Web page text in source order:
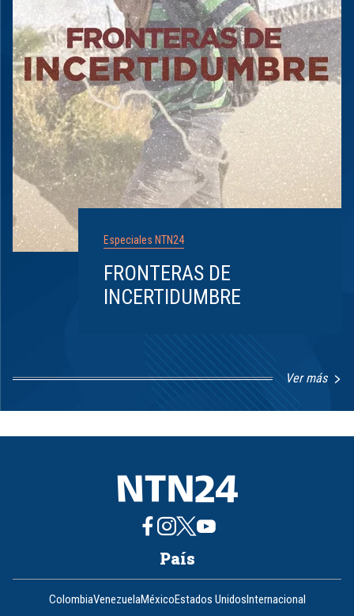
Especiales NTN24
FRONTERAS DE
INCERTIDUMBRE
Ver más
1
8
País
ColombiaVenezuelaMéxicoEstados UnidosInternacional